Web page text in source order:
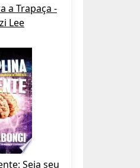
a Trapaça -
Lee
Seja seu